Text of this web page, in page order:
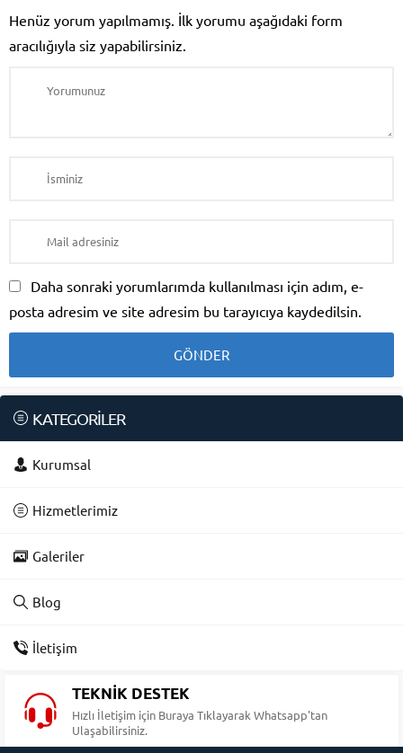
atmosferi, kuvvetli oynanışı ve
akılda kalıcı ...
Henüz yorum yapılmamış. İlk yorumu aşağıdaki form
aracılığıyla siz yapabilirsiniz.
Daha sonraki yorumlarımda kullanılması için adım, e-
posta adresim ve site adresim bu tarayıcıya kaydedilsin.
KATEGORİLER
Kurumsal
Hizmetlerimiz
Galeriler
Blog
İletişim
TEKNİK DESTEK
Hızlı İletişim için Buraya Tıklayarak Whatsapp'tan
Ulaşabilirsiniz.